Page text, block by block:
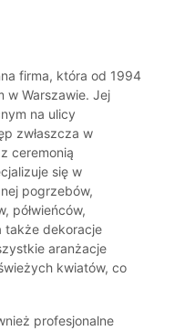
firma, która od 1994
w Warszawie. Jej
na ulicy
zwłaszcza w
ceremonią
się w
pogrzebów,
półwieńców,
także dekoracje
aranżacje
kwiatów, co
profesjonalne